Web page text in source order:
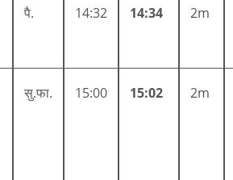
पै. 14:32 14:34 2m
सु.फा. 15:00 15:02 2m